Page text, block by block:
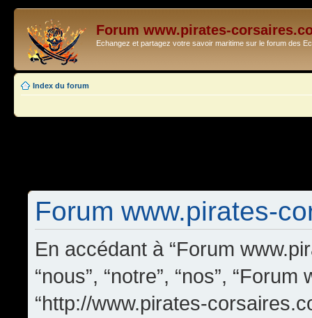
Forum www.pirates-
Echangez et partagez votre savoir maritime sur le forum des
Index du forum
Forum www.pirates-
En accédant à “Forum
“nous”, “notre”, “nos”,
“http://www.pirates-